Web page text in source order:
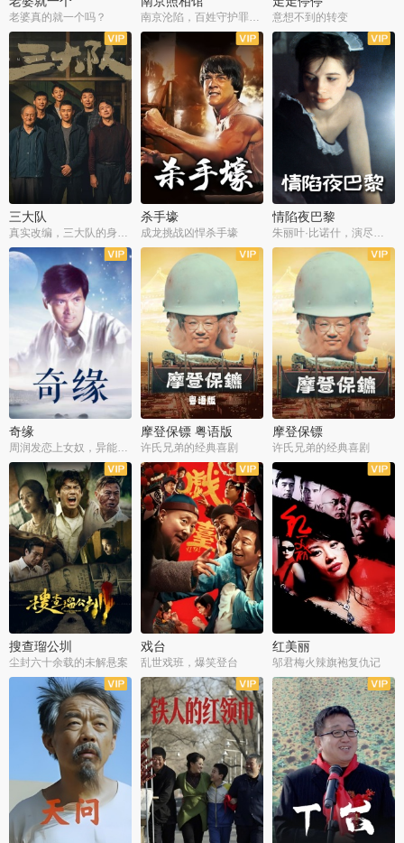
老婆真的就一个吗？ 南京沦陷，百姓守护罪证底片 意想不到的转变
三大队 杀手壕
成龙挑战凶悍杀手壕
情陷夜巴黎
奇缘
周润发恋上女奴，异能护体战邪派
摩登保镖 粤语版
许氏兄弟的经典喜剧
摩登保镖
许氏兄弟的经典喜剧
搜查瑠公圳
尘封六十余载的未解悬案
戏台
乱世戏班，爆笑登台
红美丽
邬君梅火辣旗袍复仇记